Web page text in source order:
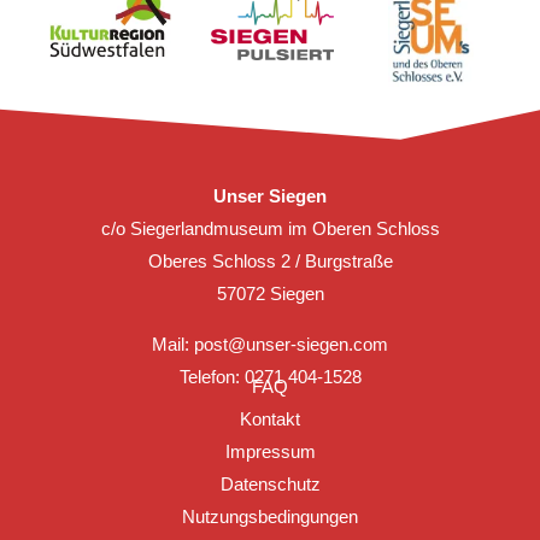
Unser Siegen
c/o Siegerlandmuseum im Oberen Schloss
Oberes Schloss 2 / Burgstraße
57072 Siegen
Mail: post@unser-siegen.com
Telefon: 0271 404-1528
FAQ
Kontakt
Impressum
Datenschutz
Nutzungsbedingungen